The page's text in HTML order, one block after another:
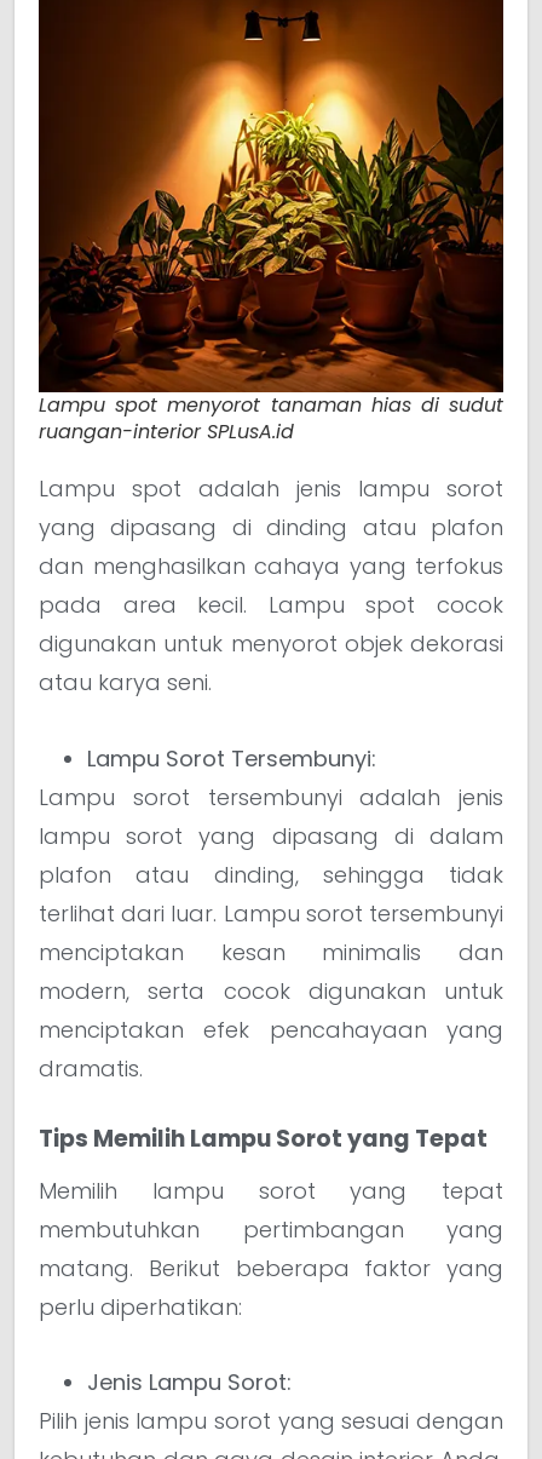
Lampu spot menyorot tanaman hias di sudut
ruangan-interior SPLusA.id
Lampu spot adalah jenis lampu sorot
yang dipasang di dinding atau plafon
dan menghasilkan cahaya yang terfokus
pada area kecil. Lampu spot cocok
digunakan untuk menyorot objek dekorasi
atau karya seni.
Lampu Sorot Tersembunyi:
Lampu sorot tersembunyi adalah jenis
lampu sorot yang dipasang di dalam
plafon atau dinding, sehingga tidak
terlihat dari luar. Lampu sorot tersembunyi
menciptakan kesan minimalis dan
modern, serta cocok digunakan untuk
menciptakan efek pencahayaan yang
dramatis.
Tips Memilih Lampu Sorot yang Tepat
Memilih lampu sorot yang tepat
membutuhkan pertimbangan yang
matang. Berikut beberapa faktor yang
perlu diperhatikan:
Jenis Lampu Sorot:
Pilih jenis lampu sorot yang sesuai dengan